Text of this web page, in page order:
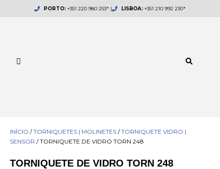
PORTO: +351 220 980 253* | LISBOA:+351 210 992 230*
INÍCIO /TORNIQUETES | MOLINETES /TORNIQUETE VIDRO |
SENSOR / TORNIQUETE DE VIDRO TORN 248
TORNIQUETE DE VIDRO TORN 248